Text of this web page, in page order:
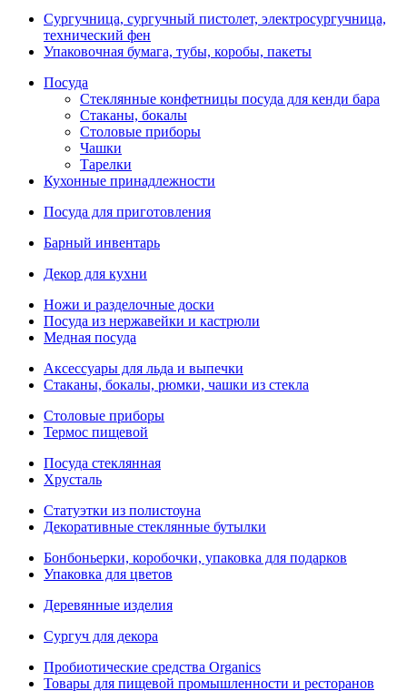
Сургучница, сургучный пистолет, электросургучница,
технический фен
Упаковочная бумага, тубы, коробы, пакеты
Посуда
Стеклянные конфетницы посуда для кенди бара
Стаканы, бокалы
Столовые приборы
Чашки
Тарелки
Кухонные принадлежности
Посуда для приготовления
Барный инвентарь
Декор для кухни
Ножи и разделочные доски
Посуда из нержавейки и кастрюли
Медная посуда
Аксессуары для льда и выпечки
Стаканы, бокалы, рюмки, чашки из стекла
Столовые приборы
Термос пищевой
Посуда стеклянная
Хрусталь
Статуэтки из полистоуна
Декоративные стеклянные бутылки
Бонбоньерки, коробочки, упаковка для подарков
Упаковка для цветов
Деревянные изделия
Сургуч для декора
Пробиотические средства Organics
Товары для пищевой промышленности и ресторанов